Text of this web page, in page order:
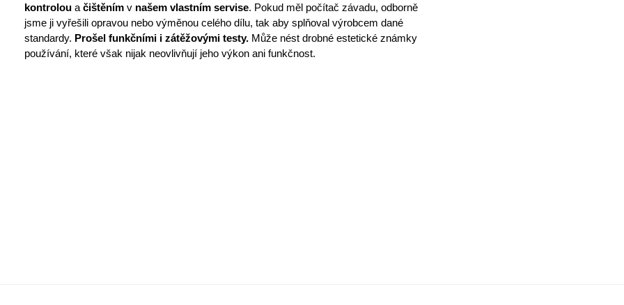
kontrolou a čištěním v našem vlastním servise. Pokud měl počítač závadu, odborně
jsme ji vyřešili opravou nebo výměnou celého dílu, tak aby splňoval výrobcem dané
standardy. Prošel funkčními i zátěžovými testy. Může nést drobné estetické známky
používání, které však nijak neovlivňují jeho výkon ani funkčnost.